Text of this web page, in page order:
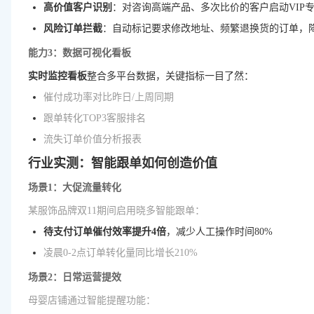
高价值客户识别 ：对咨询高端产品、多次比价的客户启动VIP
风险订单拦截：自动标记要求修改地址、频繁退换货的订单，
能力3：数据可视化看板
实时监控看板整合多平台数据，关键指标一目了然：
催付成功率对比昨日/上周同期
跟单转化TOP3客服排名
流失订单价值分析报表
行业实测：智能跟单如何创造价值
场景1：大促流量转化
某服饰品牌双11期间启用晓多智能跟单：
待支付订单催付效率提升4倍，减少人工操作时间80%
凌晨0-2点订单转化量同比增长210%
场景2：日常运营提效
母婴店铺通过智能提醒功能：